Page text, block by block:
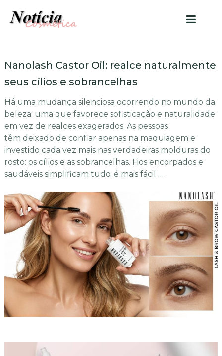
Nanolash Castor Oil: realce naturalmente
seus cílios e sobrancelhas
Há uma mudança silenciosa ocorrendo no mundo da
beleza: uma que favorece sofisticação e naturalidade
em vez de realces exagerados. As pessoas
têm deixado de confiar apenas na maquiagem e
investido cada vez mais nas verdadeiras molduras do
rosto: os cílios e as sobrancelhas. Fios encorpados e
saudáveis simplificam tudo: é mais fácil …